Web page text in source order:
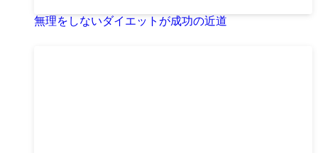
無理をしないダイエットが成功の近道